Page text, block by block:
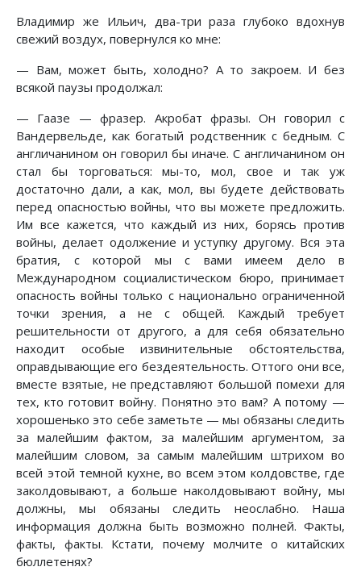
Владимир же Ильич, два-три раза глубоко вдохнув
свежий воздух, повернулся ко мне:
— Вам, может быть, холодно? А то закроем. И без
всякой паузы продолжал:
— Гаазе — фразер. Акробат фразы. Он говорил с
Вандервельде, как богатый родственник с бедным. С
англичанином он говорил бы иначе. С англичанином он
стал бы торговаться: мы-то, мол, свое и так уж
достаточно дали, а как, мол, вы будете действовать
перед опасностью войны, что вы можете предложить.
Им все кажется, что каждый из них, борясь против
войны, делает одолжение и уступку другому. Вся эта
братия, с которой мы с вами имеем дело в
Международном социалистическом бюро, принимает
опасность войны только с национально ограниченной
точки зрения, а не с общей. Каждый требует
решительности от другого, а для себя обязательно
находит особые извинительные обстоятельства,
оправдывающие его бездеятельность. Оттого они все,
вместе взятые, не представляют большой помехи для
тех, кто готовит войну. Понятно это вам? А потому —
хорошенько это себе заметьте — мы обязаны следить
за малейшим фактом, за малейшим аргументом, за
малейшим словом, за самым малейшим штрихом во
всей этой темной кухне, во всем этом колдовстве, где
заколдовывают, а больше наколдовывают войну, мы
должны, мы обязаны следить неослабно. Наша
информация должна быть возможно полней. Факты,
факты, факты. Кстати, почему молчите о китайских
бюллетенях?